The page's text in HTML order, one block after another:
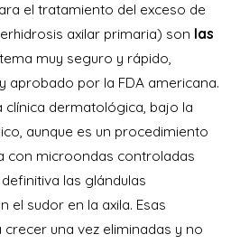
el tratamiento del exceso de
axilar primaria) son las
muy seguro y rápido,
aprobado por la FDA americana.
clínica dermatológica, bajo la
aunque es un procedimiento
con microondas controladas
las glándulas
el sudor en la axila. Esas
una vez eliminadas y no